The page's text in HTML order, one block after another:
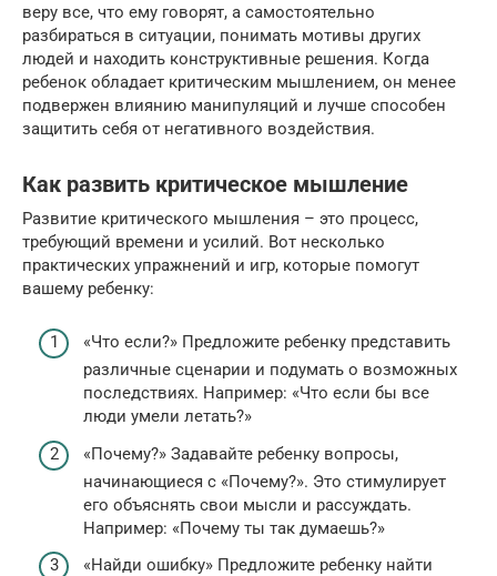
веру все, что ему говорят, а самостоятельно
разбираться в ситуации, понимать мотивы других
людей и находить конструктивные решения. Когда
ребенок обладает критическим мышлением, он менее
подвержен влиянию манипуляций и лучше способен
защитить себя от негативного воздействия.
Как развить критическое мышление
Развитие критического мышления – это процесс,
требующий времени и усилий. Вот несколько
практических упражнений и игр, которые помогут
вашему ребенку:
«Что если?» Предложите ребенку представить
различные сценарии и подумать о возможных
последствиях. Например: «Что если бы все
люди умели летать?»
«Почему?» Задавайте ребенку вопросы,
начинающиеся с «Почему?». Это стимулирует
его объяснять свои мысли и рассуждать.
Например: «Почему ты так думаешь?»
«Найди ошибку» Предложите ребенку найти